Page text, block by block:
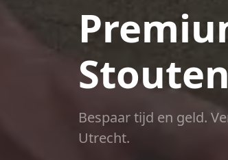
Bespaar tijd en geld.
Utrecht.